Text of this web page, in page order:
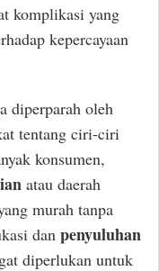
komplikasi yang
kepercayaan
diperparah oleh
tentang ciri-ciri
konsumen,
atau daerah
murah tanpa
dan penyuluhan
diperlukan untuk